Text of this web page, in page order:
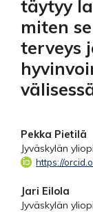
täytyy
miten
terveys
Pekka Pietilä
Jyväskylän
https://
Jari Eilola
Jyväskylän